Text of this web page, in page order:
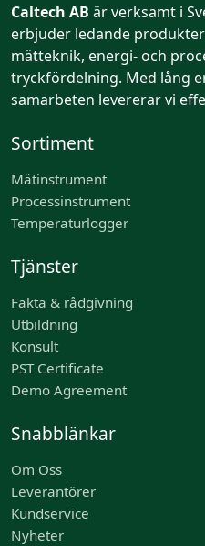
Caltech AB är verksamt i
erbjuder ledande
mätteknik, energi- och
tryckfördelning. Med lång
samarbeten levererar vi
Sortiment
Mätinstrument
Processinstrument
Temperaturlogger
Tjänster
Fakta & rådgivning
Utbildning
Konsult
PST Certificate
Demo Agreement
Snabblänkar
Om Oss
Leverantörer
Kundservice
Nyheter